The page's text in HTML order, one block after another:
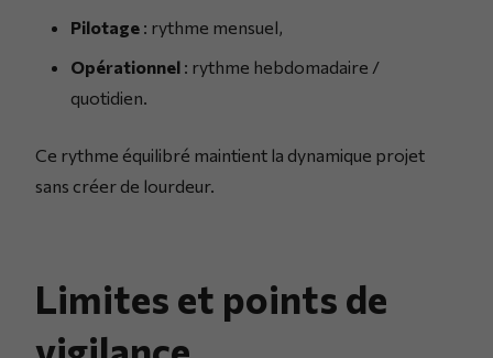
Pilotage : rythme mensuel,
Opérationnel : rythme hebdomadaire /
quotidien.
Ce rythme équilibré maintient la dynamique projet
sans créer de lourdeur.
Limites et points de